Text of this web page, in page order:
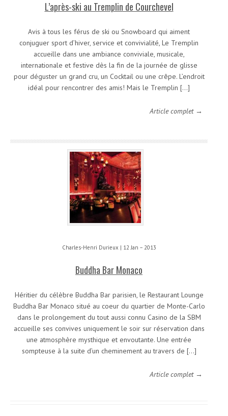
L’après-ski au Tremplin de Courchevel
Avis à tous les férus de ski ou Snowboard qui aiment
conjuguer sport d’hiver, service et convivialité, Le Tremplin
accueille dans une ambiance conviviale, musicale,
internationale et festive dès la fin de la journée de glisse
pour déguster un grand cru, un Cocktail ou une crêpe. L’endroit
idéal pour rencontrer des amis! Mais le Tremplin […]
Article complet →
Charles-Henri Durieux | 12 Jan – 2013
Buddha Bar Monaco
Héritier du célèbre Buddha Bar parisien, le Restaurant Lounge
Buddha Bar Monaco situé au coeur du quartier de Monte-Carlo
dans le prolongement du tout aussi connu Casino de la SBM
accueille ses convives uniquement le soir sur réservation dans
une atmosphère mysthique et envoutante. Une entrée
sompteuse à la suite d’un cheminement au travers de […]
Article complet →